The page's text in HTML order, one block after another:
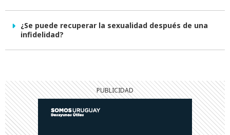
¿Se puede recuperar la sexualidad después de una
infidelidad?